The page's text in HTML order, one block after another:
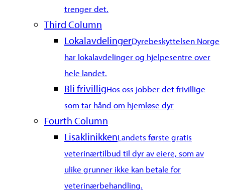
trenger det.
Third Column
LokalavdelingerDyrebeskyttelsen Norge
har lokalavdelinger og hjelpesentre over
hele landet.
Bli frivilligHos oss jobber det frivillige
som tar hånd om hjemløse dyr
Fourth Column
LisaklinikkenLandets første gratis
veterinærtilbud til dyr av eiere, som av
ulike grunner ikke kan betale for
veterinærbehandling.